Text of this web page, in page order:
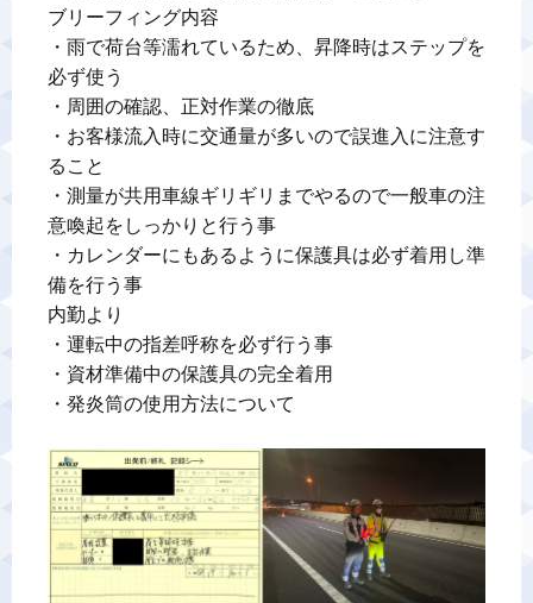
ブリーフィング内容
・雨で荷台等濡れているため、昇降時はステップを
必ず使う
・周囲の確認、正対作業の徹底
・お客様流入時に交通量が多いので誤進入に注意す
ること
・測量が共用車線ギリギリまでやるので一般車の注
意喚起をしっかりと行う事
・カレンダーにもあるように保護具は必ず着用し準
備を行う事
内勤より
・運転中の指差呼称を必ず行う事
・資材準備中の保護具の完全着用
・発炎筒の使用方法について